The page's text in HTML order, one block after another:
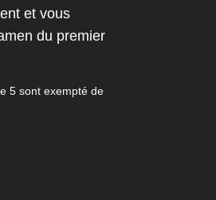
et vous
du premier
5 sont exempté de